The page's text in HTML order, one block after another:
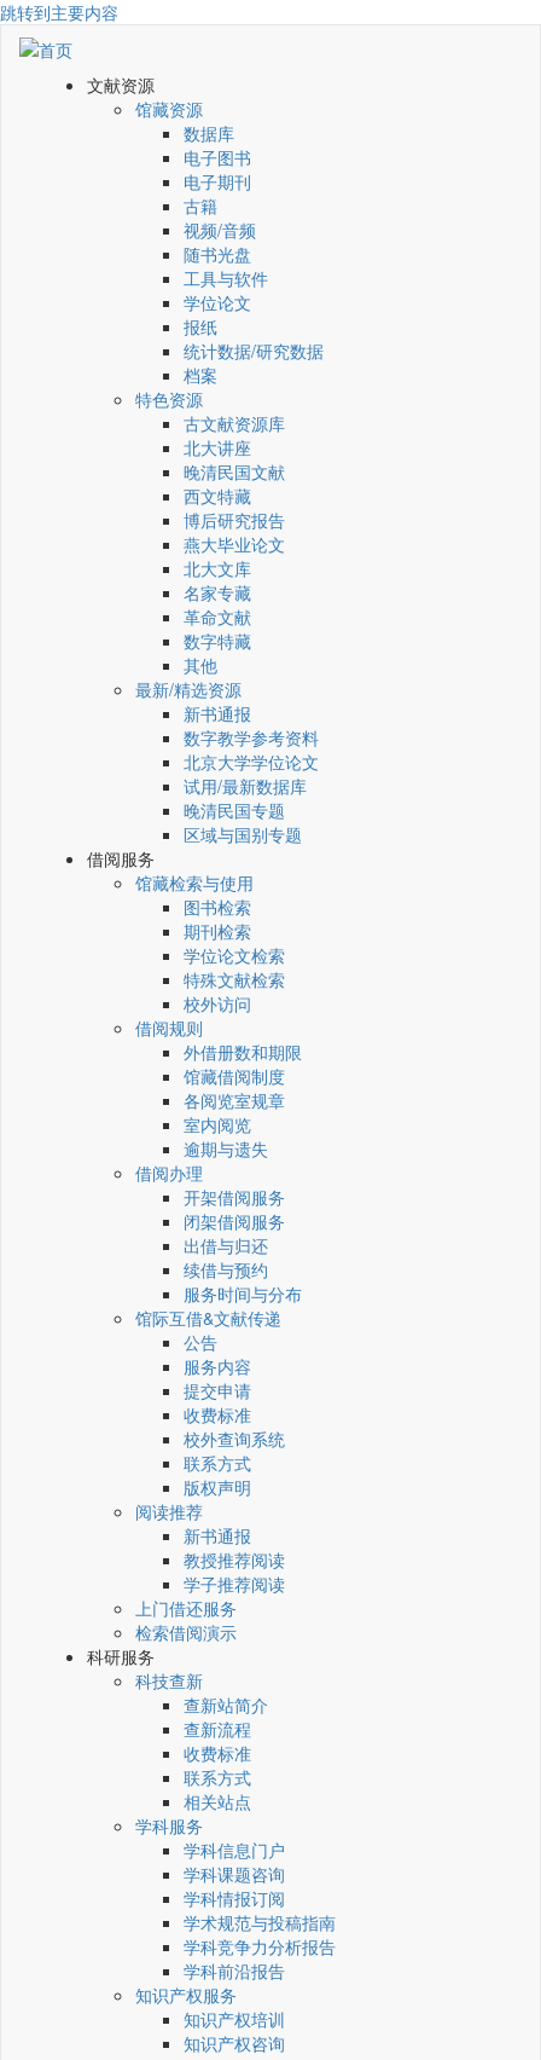
跳转到主要内容
文献资源
馆藏资源
数据库
电子图书
电子期刊
古籍
视频/音频
随书光盘
工具与软件
学位论文
报纸
统计数据/研究数据
档案
特色资源
古文献资源库
北大讲座
晚清民国文献
西文特藏
博后研究报告
燕大毕业论文
北大文库
名家专藏
革命文献
数字特藏
其他
最新/精选资源
新书通报
数字教学参考资料
北京大学学位论文
试用/最新数据库
晚清民国专题
区域与国别专题
借阅服务
馆藏检索与使用
图书检索
期刊检索
学位论文检索
特殊文献检索
校外访问
借阅规则
外借册数和期限
馆藏借阅制度
各阅览室规章
室内阅览
逾期与遗失
借阅办理
开架借阅服务
闭架借阅服务
出借与归还
续借与预约
服务时间与分布
馆际互借&文献传递
公告
服务内容
提交申请
收费标准
校外查询系统
联系方式
版权声明
阅读推荐
新书通报
教授推荐阅读
学子推荐阅读
上门借还服务
检索借阅演示
科研服务
科技查新
查新站简介
查新流程
收费标准
联系方式
相关站点
学科服务
学科信息门户
学科课题咨询
学科情报订阅
学术规范与投稿指南
学科竞争力分析报告
学科前沿报告
知识产权服务
知识产权培训
知识产权咨询